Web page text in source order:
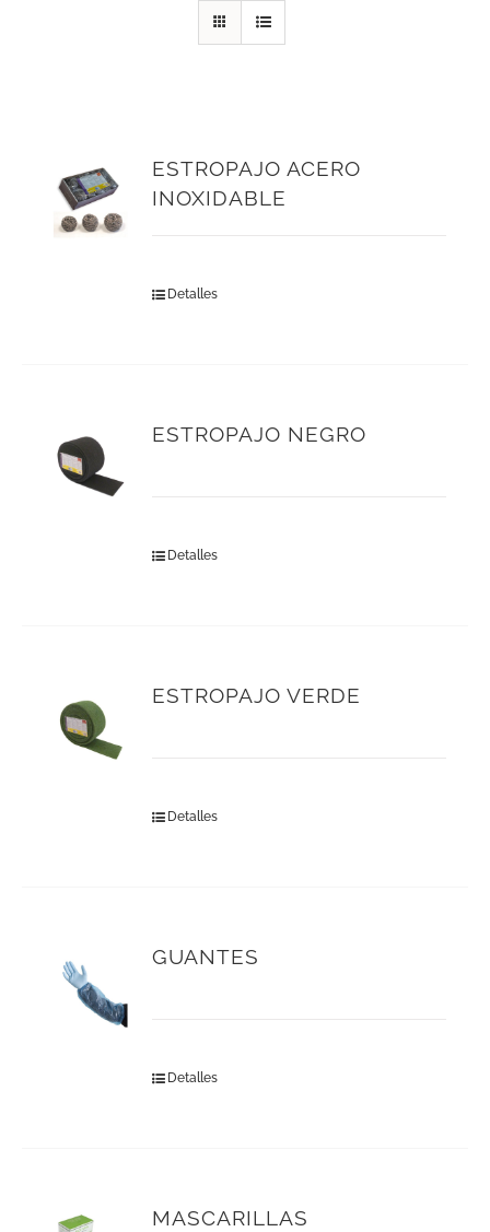
ESTROPAJO ACERO
INOXIDABLE
Detalles
ESTROPAJO NEGRO
Detalles
ESTROPAJO VERDE
Detalles
GUANTES
Detalles
MASCARILLAS